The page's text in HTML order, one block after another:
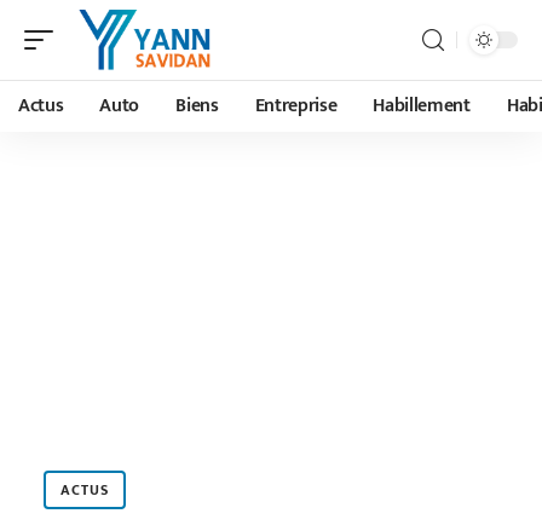
Actus Auto Biens Entreprise Habillement
ACTUS